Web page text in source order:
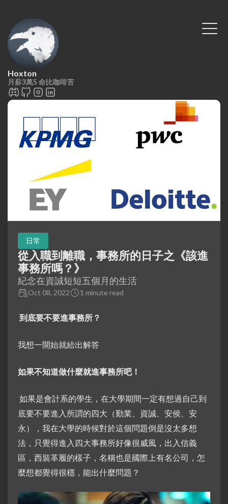
Hoxton
月薪3萬5 命比咖啡苦
日常
從入職到離職，事務所的日子之《該進
事務所嗎？》
紀念在資誠短短五個月的生活
Oct 08, 2022 1 minute read
到底要不要進事務所？
我想一開始就給出解答
如果不知道做什麼就進事務所吧！
​ 如果是會計系的學生，在大學期間一定有想過自己到
底要不要進入所謂的四大（勤業、資誠、安侯、安
永），我在大學的時候對於這個問題倒是沒太多想
法，只覺得進入四大事務所好像很威風，出入信義
區，西裝革履的樣子，名稱也是國際上有名公司，怎
麼想都覺得很穩，能出什麼問題？